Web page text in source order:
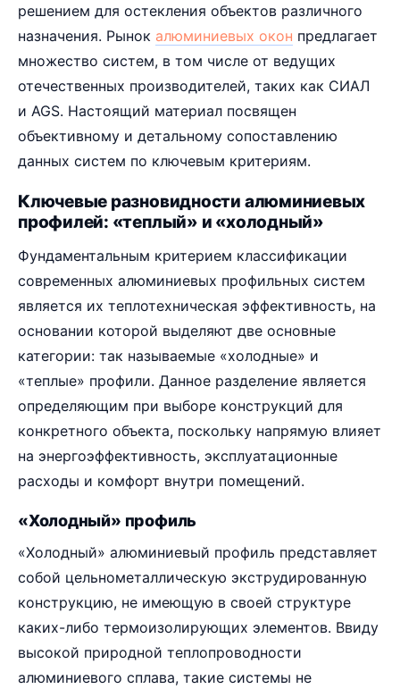
решением для остекления объектов различного
назначения. Рынок алюминиевых окон предлагает
множество систем, в том числе от ведущих
отечественных производителей, таких как СИАЛ
и AGS. Настоящий материал посвящен
объективному и детальному сопоставлению
данных систем по ключевым критериям.
Ключевые разновидности алюминиевых
профилей: «теплый» и «холодный»
Фундаментальным критерием классификации
современных алюминиевых профильных систем
является их теплотехническая эффективность, на
основании которой выделяют две основные
категории: так называемые «холодные» и
«теплые» профили. Данное разделение является
определяющим при выборе конструкций для
конкретного объекта, поскольку напрямую влияет
на энергоэффективность, эксплуатационные
расходы и комфорт внутри помещений.
«Холодный» профиль
«Холодный» алюминиевый профиль представляет
собой цельнометаллическую экструдированную
конструкцию, не имеющую в своей структуре
каких-либо термоизолирующих элементов. Ввиду
высокой природной теплопроводности
алюминиевого сплава, такие системы не